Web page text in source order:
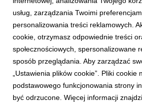
usług, zarządzania Twoimi
personalizowania treści reklamowych.
cookie, otrzymasz odpowiednie treści
społecznościowych, spersonalizowane
sposób przeglądania. Aby zarządzać
„Ustawienia plików cookie”. Pliki cookie
podstawowego funkcjonowania strony
być odrzucone. Więcej informacji